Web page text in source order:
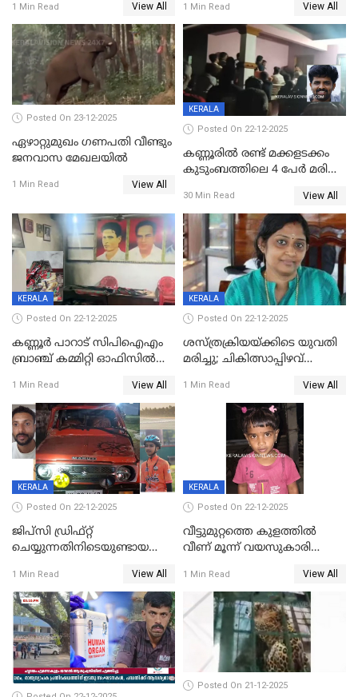
1 Min Read View All 1 Min Read View All
Posted On 23-12-2025
ഏഴാറ്റുമുഖം ഗണപതി വീണ്ടും
ജനവാസ മേഖലയിൽ
1 Min Read View All
KERALA
Posted On 22-12-2025
കണ്ണൂരിൽ രണ്ട് മക്കളടക്കം
കുടുംബത്തിലെ 4 പേർ മരിച്ച
30 Min Read View All
KERALA
Posted On 22-12-2025
കണ്ണൂർ പാറാട് സിപിഐഎം
ബ്രാഞ്ച് കമ്മിറ്റി ഓഫിസിൽ
ചിത്രങ്ങളടക്കം കത്തിയ
നിലയിൽ
1 Min Read View All
KERALA
Posted On 22-12-2025
ശസ്ത്രക്രിയയ്‌ക്കിടെ യുവതി
മരിച്ചു; ചികിത്സാപ്പിഴവ്
സംഭവം മാവേലിക്കരയിൽ
1 Min Read View All
KERALA
Posted On 22-12-2025
ജിപ്സി ഡ്രിഫ്റ്റ്
ചെയ്യുന്നതിനിടെയുണ്ടായ
ദാരുണാന്ത്യം; ജീപ്സി
ഓടിച്ചയാൾ അറസ്റ്റിൽ.
1 Min Read View All
KERALA
Posted On 22-12-2025
വീട്ടുമുറ്റത്തെ കുളത്തിൽ
വീണ് മൂന്ന് വയസുകാരി
1 Min Read View All
Posted On 21-12-2025